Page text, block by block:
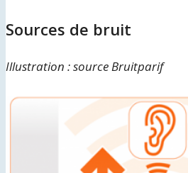
Sources de bruit
Illustration : source Bruitparif